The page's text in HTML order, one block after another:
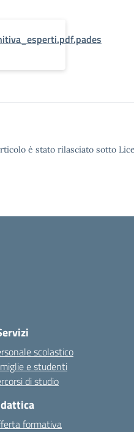
è stato rilasciato sotto
scolastico
e studenti
di studio
formativa